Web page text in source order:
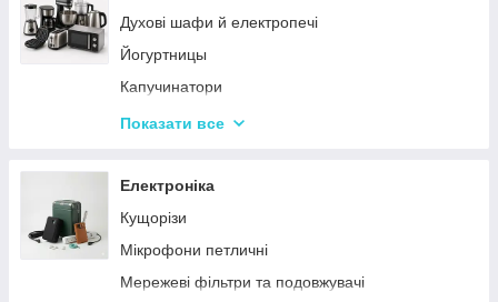
Машинки для видалення ковтунців
Праски
Отпариватели
Пилососи
Духові шафи й електропечі
Йогуртницы
Капучинатори
Інша дрібна техніка
Сендвічниці та бутербродниці
Соковичавниці
Мультиварки та скороварки
Міксери
Показати все
Електроніка
Кущорізи
Мікрофони петличні
Мережеві фільтри та подовжувачі